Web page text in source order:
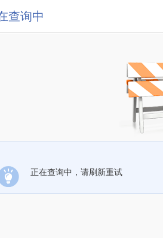
查询中
正在查询中，请刷新重试